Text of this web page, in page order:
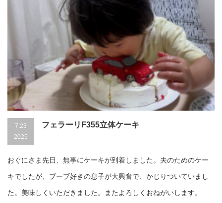
7.23
2025
フェラーリF355立体ケーキ
おぐにさま先日、無事にケーキが到着しました。夫のためのケー
キでしたが、ブーブ好きの息子が大興奮で、かじりついていまし
た。美味しくいただきました。またよろしくおねがいします。